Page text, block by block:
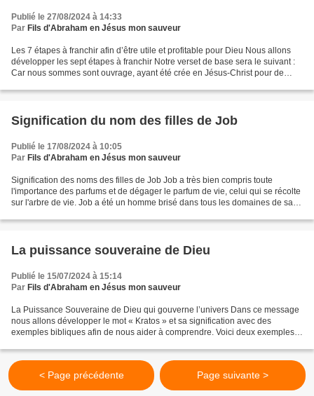
Publié le 27/08/2024 à 14:33
Par Fils d'Abraham en Jésus mon sauveur
Les 7 étapes à franchir afin d’être utile et profitable pour Dieu Nous allons
développer les sept étapes à franchir Notre verset de base sera le suivant :
Car nous sommes sont ouvrage, ayant été crée en Jésus-Christ pour de
Signification du nom des filles de Job
Publié le 17/08/2024 à 10:05
Par Fils d'Abraham en Jésus mon sauveur
Signification des noms des filles de Job Job a très bien compris toute
l'importance des parfums et de dégager le parfum de vie, celui qui se récolte
sur l'arbre de vie. Job a été un homme brisé dans tous les domaines de sa
La puissance souveraine de Dieu
Publié le 15/07/2024 à 15:14
Par Fils d'Abraham en Jésus mon sauveur
La Puissance Souveraine de Dieu qui gouverne l’univers Dans ce message
nous allons développer le mot « Kratos » et sa signification avec des
exemples bibliques afin de nous aider à comprendre. Voici deux exemples
< Page précédente Page suivante >